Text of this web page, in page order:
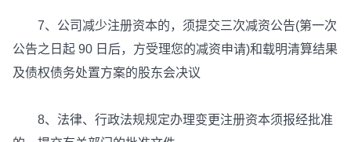
7、公司减少注册资本的，须提交三次减资公告(第一次
公告之日起 90 日后，方受理您的减资申请)和载明清算结果
及债权债务处置方案的股东会决议
8、法律、行政法规规定办理变更注册资本须报经批准